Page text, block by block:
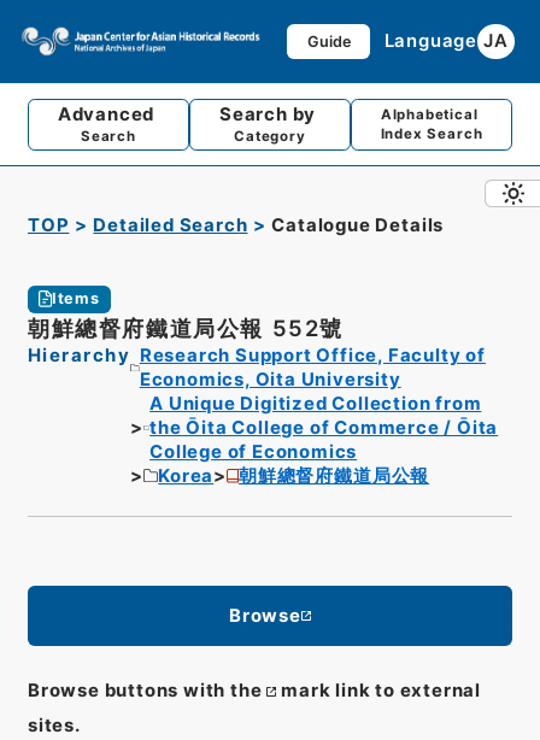
Guide Language JA
Advanced
Search
Search by
Category
Alphabetical
Index Search
TOP Detailed Search Catalogue Details
Items
朝鮮總督府鐵道局公報 552號
Hierarchy Research Support Office, Faculty of
Economics, Oita University
A Unique Digitized Collection from
the Ōita College of Commerce / Ōita
College of Economics
Korea
朝鮮總督府鐵道局公報
Browse
Browse buttons with the
mark link to external
sites.